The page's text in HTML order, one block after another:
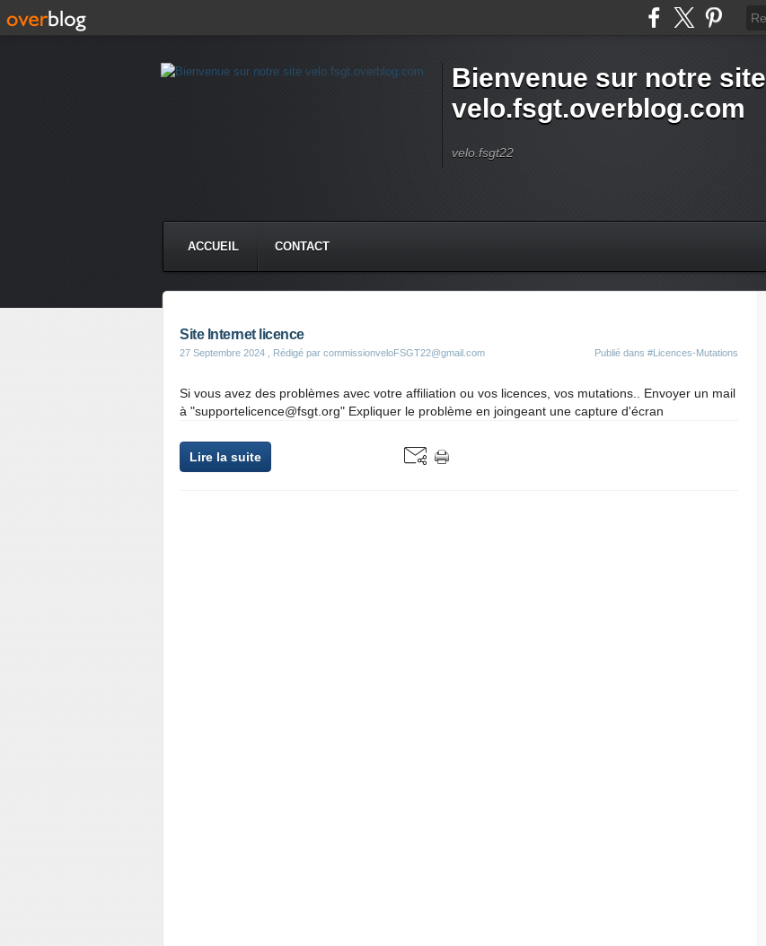
Bienvenue sur notre site
velo.fsgt.overblog.com
velo.fsgt22
ACCUEIL CONTACT
Site Internet licence
27 Septembre 2024 , Rédigé par commissionveloFSGT22@gmail.com Publié dans #Licences-Mutations
Si vous avez des problèmes avec votre affiliation ou vos licences, vos mutations.. Envoyer un mail
à "supportelicence@fsgt.org" Expliquer le problème en joingeant une capture d'écran
Lire la suite